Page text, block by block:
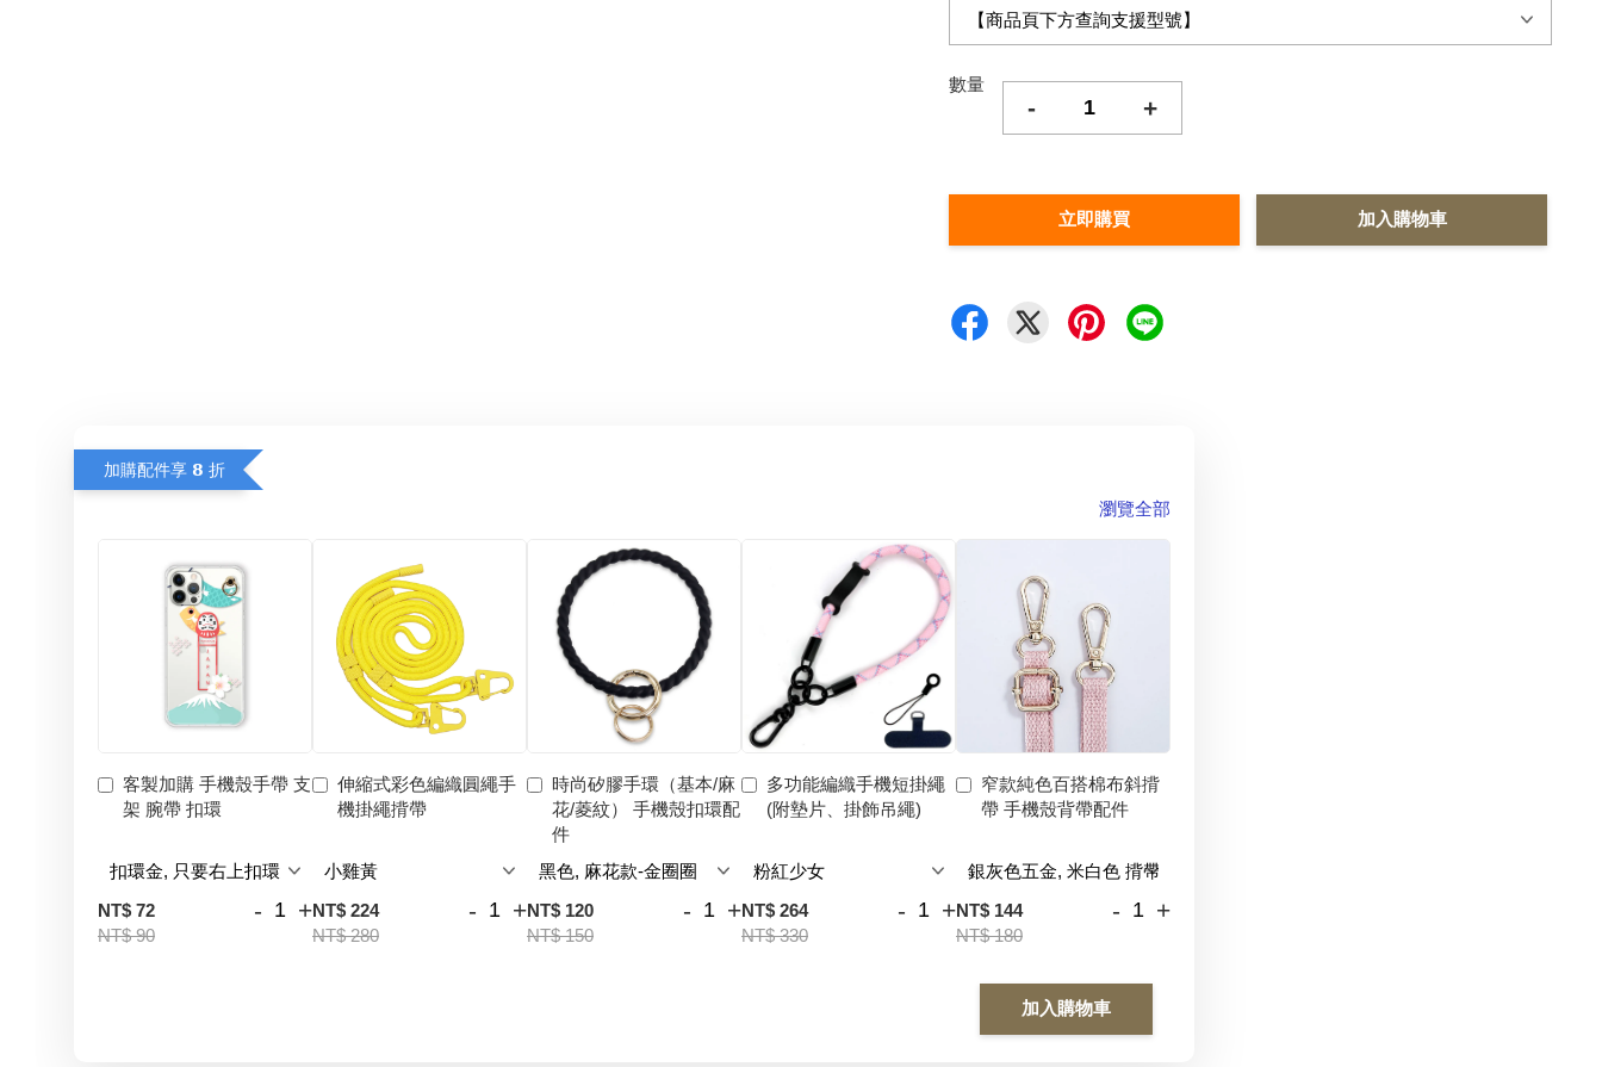
數量
- +
立即購買 加入購物車
加購配件享 𝟴 折
瀏覽全部
客製加購 手機殼手帶 支
架 腕帶 扣環
NT$ 72
NT$ 90
- +
伸縮式彩色編織圓繩手
機掛繩揹帶
NT$ 224
NT$ 280
- +
時尚矽膠手環（基本/麻
花/菱紋） 手機殼扣環配
件
NT$ 120
NT$ 150
- +
多功能編織手機短掛繩
(附墊片、掛飾吊繩)
NT$ 264
NT$ 330
- +
窄款純色百搭棉布斜揹
帶 手機殼背帶配件
NT$ 144
NT$ 180
- +
加入購物車